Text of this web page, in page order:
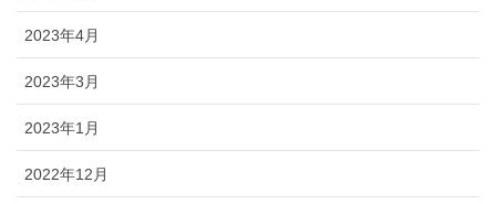
2023年4月
2023年3月
2023年1月
2022年12月